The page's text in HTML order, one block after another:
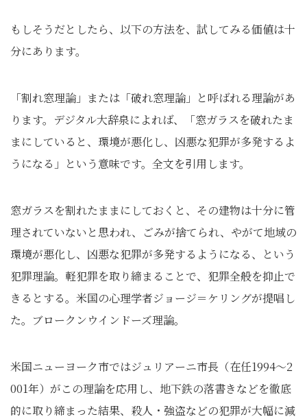
もしそうだとしたら、以下の方法を、試してみる価値は十
分にあります。
「割れ窓理論」または「破れ窓理論」と呼ばれる理論があ
ります。デジタル大辞泉によれば、「窓ガラスを破れたま
まにしていると、環境が悪化し、凶悪な犯罪が多発するよ
うになる」という意味です。全文を引用します。
窓ガラスを割れたままにしておくと、その建物は十分に管
理されていないと思われ、ごみが捨てられ、やがて地域の
環境が悪化し、凶悪な犯罪が多発するようになる、という
犯罪理論。軽犯罪を取り締まることで、犯罪全般を抑止で
きるとする。米国の心理学者ジョージ＝ケリングが提唱し
た。ブロークンウインドーズ理論。
米国ニューヨーク市ではジュリアーニ市長（在任1994～2
001年）がこの理論を応用し、地下鉄の落書きなどを徹底
的に取り締まった結果、殺人・強盗などの犯罪が大幅に減